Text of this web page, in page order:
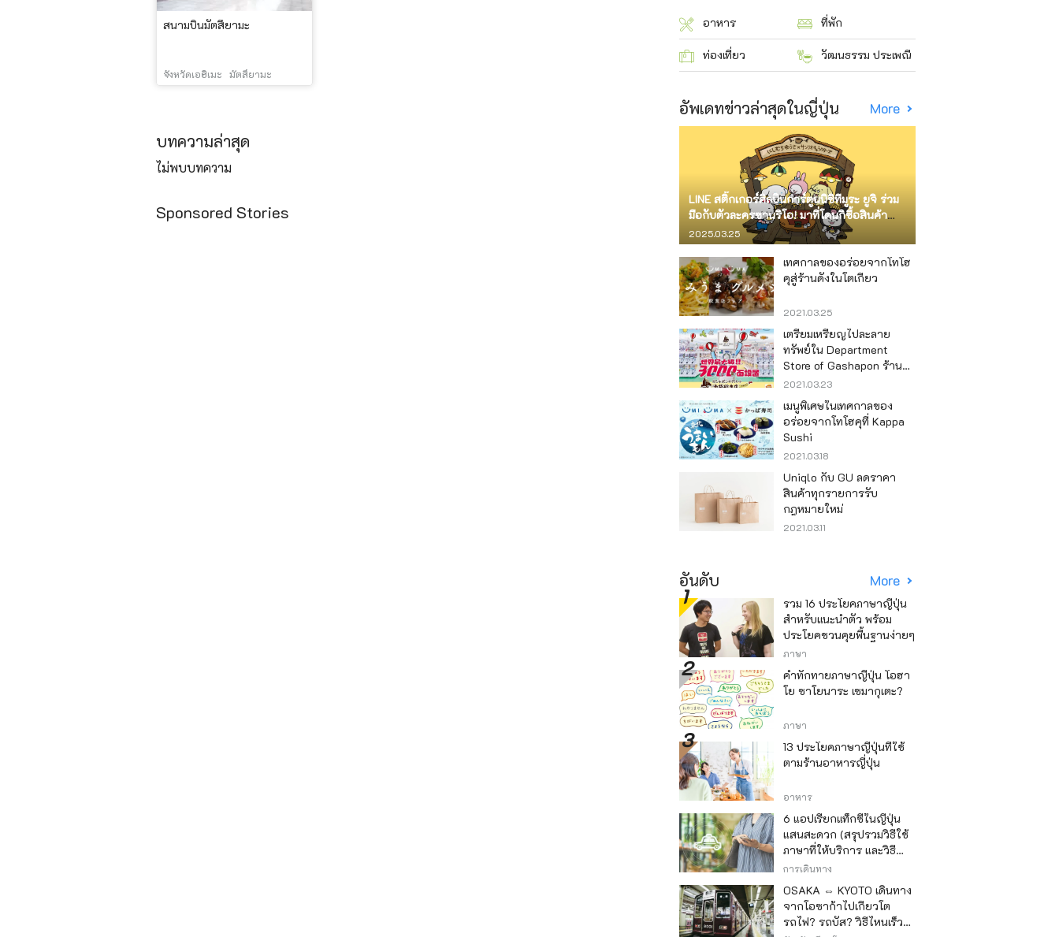
สนามบินมัตสึยามะ
จังหวัดเอฮิเมะ มัตสึยามะ
บทความล่าสุด
ไม่พบบทความ
Sponsored Stories
อาหาร ที่พัก
ท่องเที่ยว วัฒนธรรม ประเพณี
อัพเดทข่าวล่าสุดในญี่ปุ่น More
LINE สติ๊กเกอร์ศิลปินการ์ตูนนิชิทีมูระ ยูจิ ร่วม
มือกับตัวละครซานริโอ! มาที่โดนกิซื้อสินค้า
จำกัด
2025.03.25
เทศกาลของอร่อยจากโทโฮ
คุสู่ร้านดังในโตเกียว
2021.03.25
เตรียมเหรียญไปละลาย
ทรัพย์ใน Department
Store of Gashapon ร้านที่มี
เครื่องกาชาปองเยอะที่สุดใน
โลก อิเคะบุคุโระ
2021.03.23
เมนูพิเศษในเทศกาลของ
อร่อยจากโทโฮคุที่ Kappa
Sushi
2021.03.18
Uniqlo กับ GU ลดราคา
สินค้าทุกรายการรับ
กฎหมายใหม่
2021.03.11
อันดับ More
รวม 16 ประโยคภาษาญี่ปุ่น
สำหรับแนะนำตัว พร้อม
ประโยคชวนคุยพื้นฐานง่ายๆ
ภาษา
คำทักทายภาษาญี่ปุ่น โอฮา
โย ซาโยนาระ เซมากุเตะ?
ภาษา
13 ประโยคภาษาญี่ปุ่นที่ใช้
ตามร้านอาหารญี่ปุ่น
อาหาร
6 แอปเรียกแท็กซี่ในญี่ปุ่น
แสนสะดวก (สรุปรวมวิธีใช้
ภาษาที่ให้บริการ และวิธี
ชำระเงิน)
การเดินทาง
OSAKA ⇔ KYOTO เดินทาง
จากโอซาก้าไปเกียวโต
รถไฟ? รถบัส? วิธีไหนเร็ว